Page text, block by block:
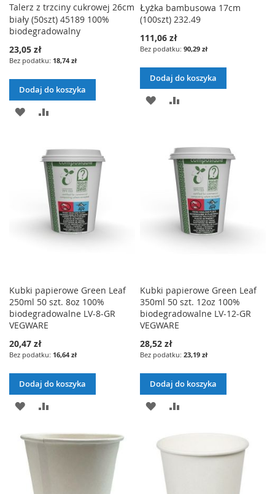
Talerz z trzciny cukrowej 26cm
biały (50szt) 45189 100%
biodegradowalny
23,05 zł
18,74 zł
Dodaj do koszyka
DODAJ
LISTY
ŻYCZEŃ
Łyżka bambusowa 17cm
(100szt) 232.49
111,06 zł
90,29 zł
Dodaj do koszyka
DODAJ
ŻYCZEŃ
Kubki papierowe Green Leaf
250ml 50 szt. 8oz 100%
biodegradowalne LV-8-GR
VEGWARE
20,47 zł
16,64 zł
Dodaj do koszyka
DODAJ
LISTY
ŻYCZEŃ
Kubki papierowe Green Leaf
350ml 50 szt. 12oz 100%
biodegradowalne LV-12-GR
VEGWARE
28,52 zł
23,19 zł
Dodaj do koszyka
DODAJ
LISTY
ŻYCZEŃ